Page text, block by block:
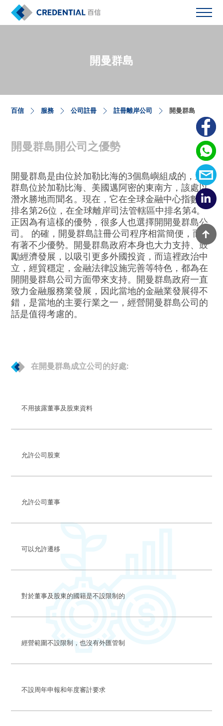
開曼群島
百信 服務 公司註冊 註冊離岸公司 開曼群島
開曼群島開公司之優勢
開曼群島是由位於加勒比海的3個島嶼組成的，這
群島位於加勒比海、美國邁阿密的東南方，該處以
潛水勝地而聞名。現在，它在全球金融中心指數中
排名第26位，在全球離岸司法管轄區中排名第4。
正因為有這樣的優勢，很多人也選擇開開曼群島公
司。 的確，開曼群島註冊公司程序相當簡便，而且
有著不少優勢。開曼群島政府本身也大力支持、鼓
勵經濟發展，以吸引更多外國投資，而這裡政治中
立，經貿穩定，金融法律設施完善等特色，都為在
開開曼群島公司方面帶來支持。開曼群島政府一直
致力金融服務業發展，因此當地的金融業發展得不
錯，是當地的主要行業之一，經營開曼群島公司的
話是值得考慮的。
在開曼群島成立公司的好處:
不用披露董事及股東資料
允許公司股東
允許公司董事
可以允許遷移
對於董事及股東的國籍是不設限制的
經營範圍不設限制，也沒有外匯管制
不設周年申報和年度審計要求